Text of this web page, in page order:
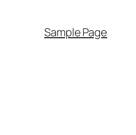
Sample Page